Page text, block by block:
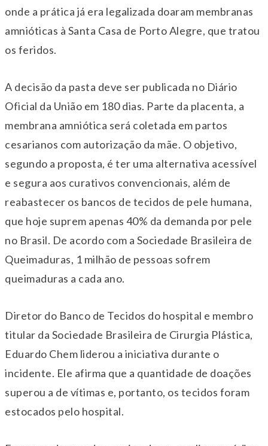
onde a prática já era legalizada doaram membranas
amnióticas à Santa Casa de Porto Alegre, que tratou
os feridos.
A decisão da pasta deve ser publicada no Diário
Oficial da União em 180 dias. Parte da placenta, a
membrana amniótica será coletada em partos
cesarianos com autorização da mãe. O objetivo,
segundo a proposta, é ter uma alternativa acessível
e segura aos curativos convencionais, além de
reabastecer os bancos de tecidos de pele humana,
que hoje suprem apenas 40% da demanda por pele
no Brasil. De acordo com a Sociedade Brasileira de
Queimaduras, 1 milhão de pessoas sofrem
queimaduras a cada ano.
Diretor do Banco de Tecidos do hospital e membro
titular da Sociedade Brasileira de Cirurgia Plástica,
Eduardo Chem liderou a iniciativa durante o
incidente. Ele afirma que a quantidade de doações
superou a de vítimas e, portanto, os tecidos foram
estocados pelo hospital.